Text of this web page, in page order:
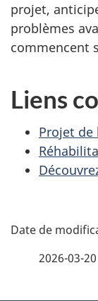
projet,
problèmes
commencent
Liens
Projet de
D
2026-03-20